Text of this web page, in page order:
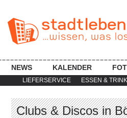
LIEFERSERVICE ESSEN &
NEWS KALENDER
Clubs & Discos in